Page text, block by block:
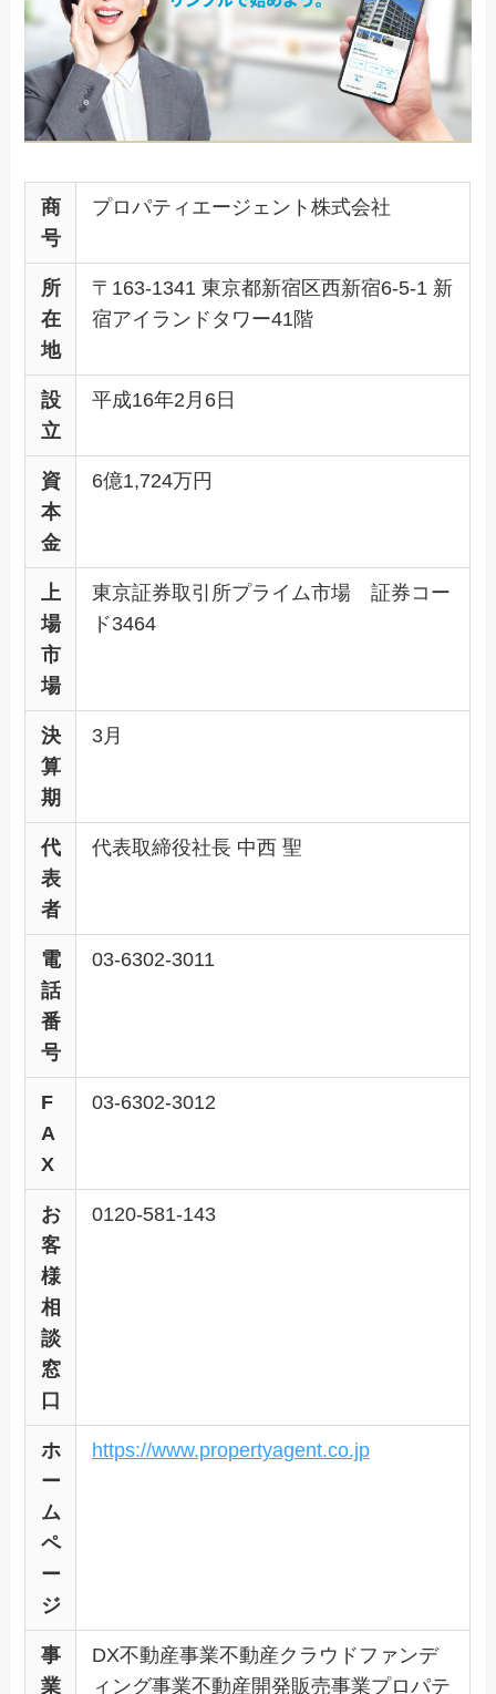
商
号
プロパティエージェント株式会社
所
在
地
〒163-1341 東京都新宿区西新宿6-5-1 新
宿アイランドタワー41階
設
立
平成16年2月6日
資
本
金
6億1,724万円
上
場
市
場
東京証券取引所プライム市場 証券コー
ド3464
決
算
期
3月
代
表
者
代表取締役社長 中西 聖
電
話
番
号
03-6302-3011
F
A
X
03-6302-3012
お
客
様
相
談
窓
口
0120-581-143
ホ
ー
ム
ペ
ー
ジ
https://www.propertyagent.co.jp
事
業
DX不動産事業不動産クラウドファンデ
ィング事業不動産開発販売事業プロパテ